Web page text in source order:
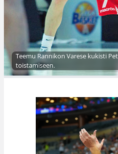
Teemu Rannikon Varese kukisti
toistamiseen.